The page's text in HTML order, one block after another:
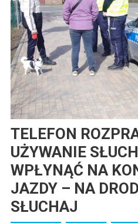
TELEFON
UŻYWANIE
WPŁYNĄĆ NA
JAZDY – NA
SŁUCHAJ